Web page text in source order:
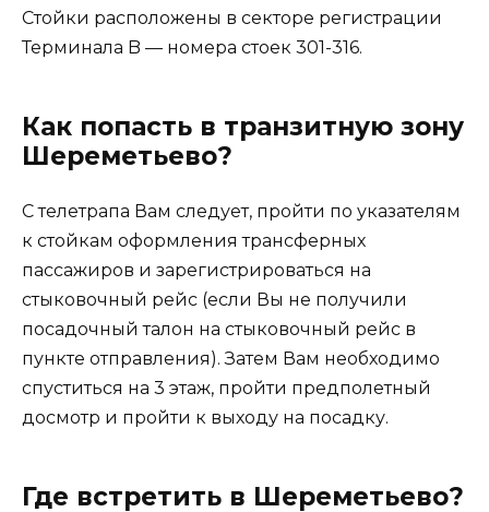
Cтойки расположены в секторе регистрации
Терминала B — номера стоек 301-316.
Как попасть в транзитную зону
Шереметьево?
С телетрапа Вам следует, пройти по указателям
к стойкам оформления трансферных
пассажиров и зарегистрироваться на
стыковочный рейс (если Вы не получили
посадочный талон на стыковочный рейс в
пункте отправления). Затем Вам необходимо
спуститься на 3 этаж, пройти предполетный
досмотр и пройти к выходу на посадку.
Где встретить в Шереметьево?